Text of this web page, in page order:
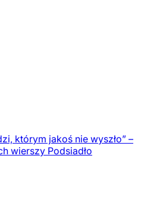
którym jakoś nie wyszło” –
wierszy Podsiadło